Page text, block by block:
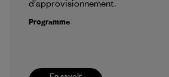
d'approvisionnement.
Programme